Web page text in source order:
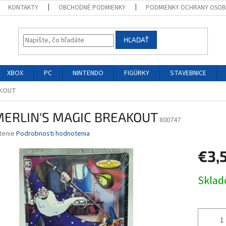
KONTAKTY OBCHODNÉ PODMIENKY PODMIENKY OCHRANY
HĽADAŤ
XBOX PC NINTENDO FIGÚRKY STAVEBNICE
MAGIC BREAKOUT800747
Podrobnosti hodnotenia
cena: